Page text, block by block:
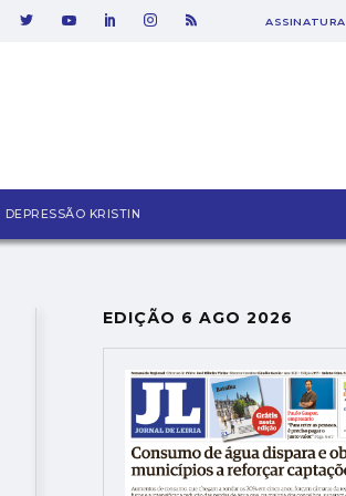
ASSINATURA
DEPRESSÃO KRISTIN
EDIÇÃO 6 AGO 2026